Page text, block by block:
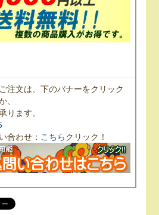
注文は、下のバナーをクリック
、
ります。
合わせ： こちらクリック！